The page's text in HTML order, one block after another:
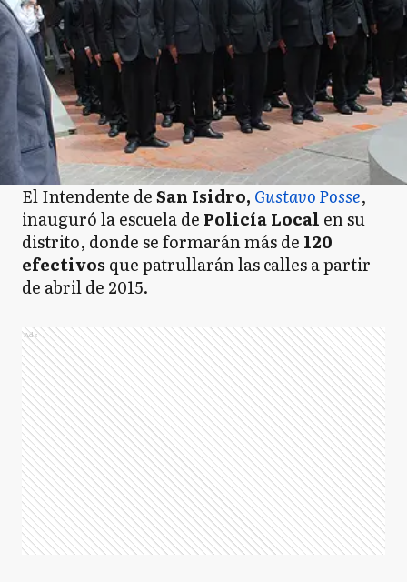
El Intendente deSan Isidro, Gustavo Posse,
inauguró la escuela de Policía Local en su
distrito, donde se formarán más de 120
efectivos que patrullarán las calles a partir
de abril de 2015.
Ads